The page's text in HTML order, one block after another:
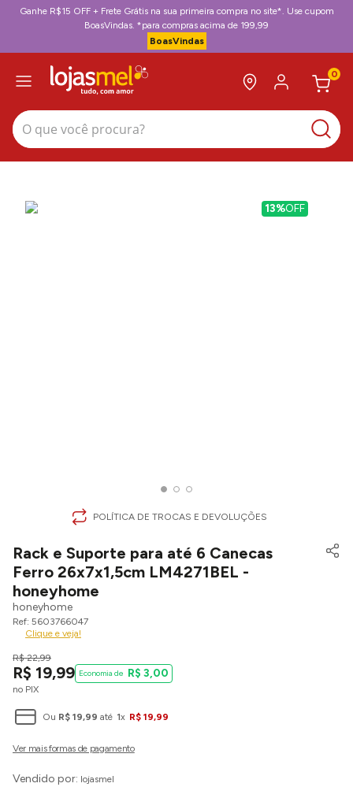
Ganhe R$15 OFF + Frete Grátis na sua primeira compra no site*. Use cupom
BoasVindas. *para compras acima de 199,99
BoasVindas
0
O que você procura?
13%OFF
POLÍTICA DE TROCAS E DEVOLUÇÕES
Rack e Suporte para até 6 Canecas
Ferro 26x7x1,5cm LM4271BEL -
honeyhome
honeyhome
5603766047
Clique e veja!
R$ 22,99
R$ 19,99
no PIX
R$ 3,00
Ou R$ 19,99 até 1x R$ 19,99
Vendido por: lojasmel